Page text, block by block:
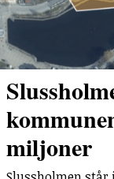
miljoner